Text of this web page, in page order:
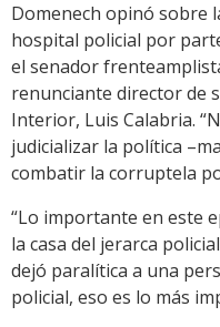
Domenech opinó sobre
hospital policial por
el senador
renunciante director de
Interior, Luis Calabria.
judicializar la política
combatir la corruptela
“Lo importante en este
la casa del jerarca
dejó paralítica a una
policial, eso es lo más